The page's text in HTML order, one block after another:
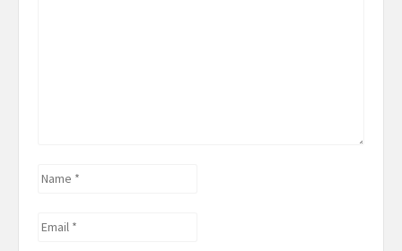
Name
Email